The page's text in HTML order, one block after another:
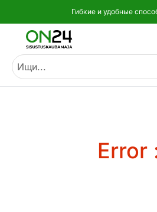
Гибкие и удобные
Мебель и убранство - ON24
Ищи...
Error